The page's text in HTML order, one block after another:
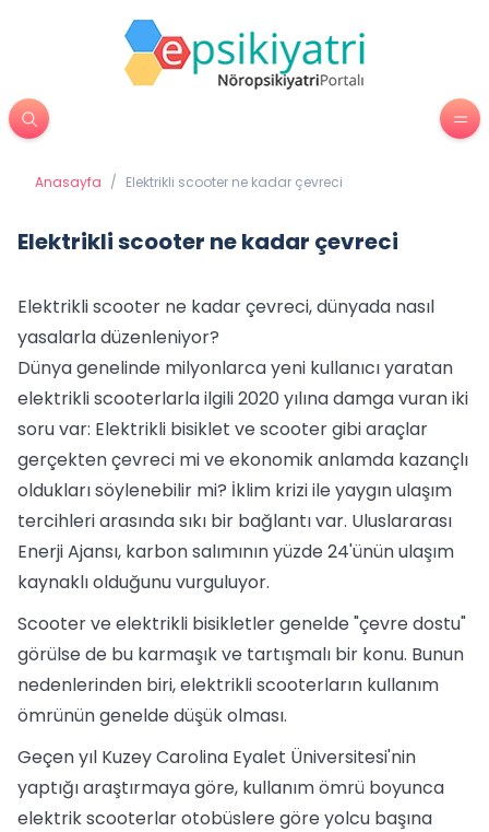
Anasayfa / Elektrikli scooter ne kadar çevreci
Elektrikli scooter ne kadar çevreci
Elektrikli scooter ne kadar çevreci, dünyada nasıl
yasalarla düzenleniyor?
Dünya genelinde milyonlarca yeni kullanıcı yaratan
elektrikli scooterlarla ilgili 2020 yılına damga vuran iki
soru var: Elektrikli bisiklet ve scooter gibi araçlar
gerçekten çevreci mi ve ekonomik anlamda kazançlı
oldukları söylenebilir mi? İklim krizi ile yaygın ulaşım
tercihleri arasında sıkı bir bağlantı var. Uluslararası
Enerji Ajansı, karbon salımının yüzde 24'ünün ulaşım
kaynaklı olduğunu vurguluyor.
Scooter ve elektrikli bisikletler genelde "çevre dostu"
görülse de bu karmaşık ve tartışmalı bir konu. Bunun
nedenlerinden biri, elektrikli scooterların kullanım
ömrünün genelde düşük olması.
Geçen yıl Kuzey Carolina Eyalet Üniversitesi'nin
yaptığı araştırmaya göre, kullanım ömrü boyunca
elektrik scooterlar otobüslere göre yolcu başına